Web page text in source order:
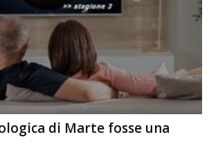
di Marte fosse una